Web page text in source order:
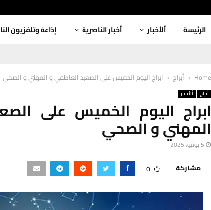
الرئيسة ألأخبار أخبار الناصرية إذاعة وتلفزيون
Home أبراج ابراج اليوم الخميس على الصعيد العاطفي و المهني و الصحي
أبراج ألأخبار
ابراج اليوم الخميس على
المهني و الصحي
5 يونيو، 2025
مشاركة 0